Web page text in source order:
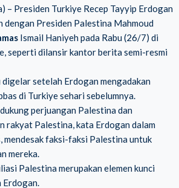
– Presiden Turkiye Recep Tayyip Erdogan
dengan Presiden Palestina Mahmoud
Ismail Haniyeh pada Rabu (26/7) di
seperti dilansir kantor berita semi-resmi
setelah Erdogan mengadakan
di Turkiye sehari sebelumnya.
perjuangan Palestina dan
rakyat Palestina, kata Erdogan dalam
mendesak faksi-faksi Palestina untuk
mereka.
Palestina merupakan elemen kunci
Erdogan.